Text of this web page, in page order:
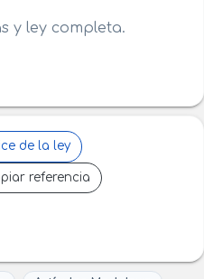
y ley completa.
de la ley
referencia